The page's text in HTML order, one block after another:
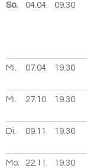
So. 04.04. 2027
09.30
Mi. 07.04. 2027
19.30
Mi. 27.10. 2027
19.30
Di. 09.11. 2027
19.30
Mo. 22.11. 2027
19.30